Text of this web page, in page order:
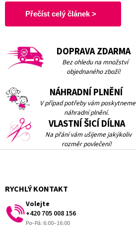
Přečíst celý článek >
DOPRAVA ZDARMA
Bez ohledu na množství
objednaného zboží!
NÁHRADNÍ PLNĚNÍ
V případ potřeby vám poskytneme
náhradní plnění.
VLASTNÍ ŠICÍ DÍLNA
Na přání vám ušijeme jakýkoliv
rozměr povlečení!
Z
RYCHLÝ KONTAKT
Volejte
+420 705 008 156
Po–Pá: 6:00–16:00